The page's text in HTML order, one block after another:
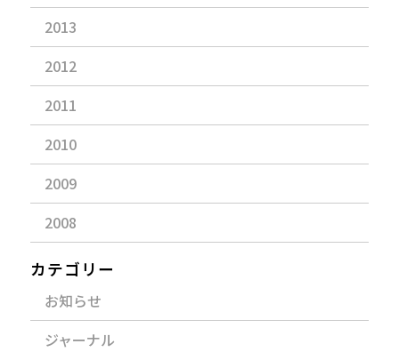
2013
2012
2011
2010
2009
2008
カテゴリー
お知らせ
ジャーナル